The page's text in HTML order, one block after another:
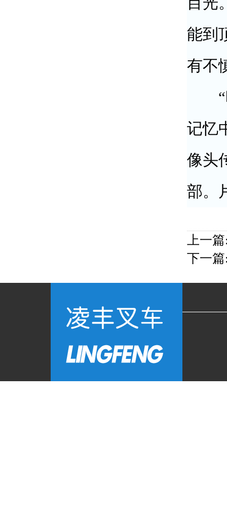
能到
有不
“时
记忆
像头
部。
上一
下一